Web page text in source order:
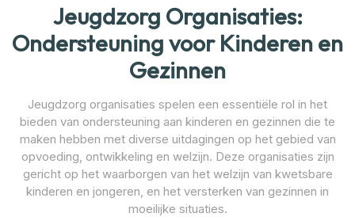
Jeugdzorg Organisaties:
Ondersteuning voor Kinderen en
Gezinnen
Jeugdzorg organisaties spelen een essentiële rol in het
bieden van ondersteuning aan kinderen en gezinnen die te
maken hebben met diverse uitdagingen op het gebied van
opvoeding, ontwikkeling en welzijn. Deze organisaties zijn
gericht op het waarborgen van het welzijn van kwetsbare
kinderen en jongeren, en het versterken van gezinnen in
moeilijke situaties.